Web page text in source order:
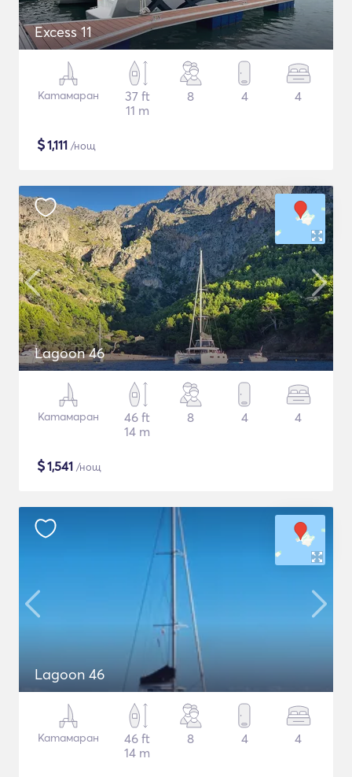
Excess 11
Катамаран
37 ft
11 m
8 4 4
$1,111 /нощ
Lagoon 46
Катамаран
46 ft
14 m
8 4 4
$1,541 /нощ
Lagoon 46
Катамаран
46 ft
14 m
8 4 4